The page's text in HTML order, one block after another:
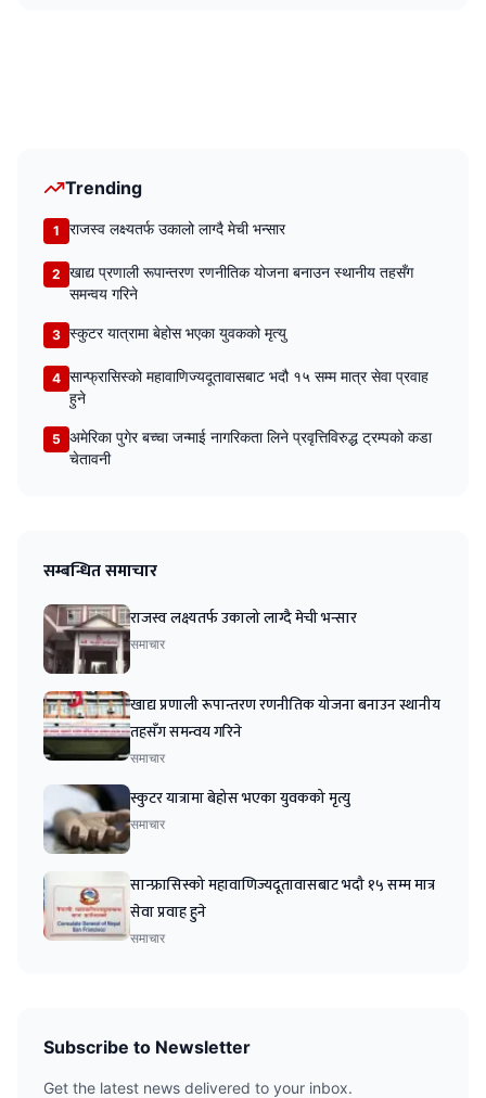
Trending
1 राजस्व लक्ष्यतर्फ उकालो लाग्दै मेची भन्सार
2 खाद्य प्रणाली रूपान्तरण रणनीतिक योजना बनाउन स्थानीय तहसँग
समन्वय गरिने
3 स्कुटर यात्रामा बेहोस भएका युवकको मृत्यु
4 सान्फ्रासिस्को महावाणिज्यदूतावासबाट भदौ १५ सम्म मात्र सेवा प्रवाह
हुने
5 अमेरिका पुगेर बच्चा जन्माई नागरिकता लिने प्रवृत्तिविरुद्ध ट्रम्पको कडा
चेतावनी
सम्बन्धित समाचार
राजस्व लक्ष्यतर्फ उकालो लाग्दै मेची भन्सार
समाचार
खाद्य प्रणाली रूपान्तरण रणनीतिक योजना बनाउन स्थानीय
तहसँग समन्वय गरिने
समाचार
स्कुटर यात्रामा बेहोस भएका युवकको मृत्यु
समाचार
सान्फ्रासिस्को महावाणिज्यदूतावासबाट भदौ १५ सम्म मात्र
सेवा प्रवाह हुने
समाचार
Subscribe to Newsletter
Get the latest news delivered to your inbox.